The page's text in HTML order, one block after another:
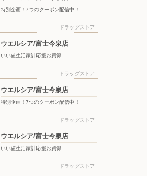
特別企画！7つのクーポン配信中！
ドラッグストア
ウエルシア/富士今泉店
いい値生活家計応援お買得
ドラッグストア
ウエルシア/富士今泉店
特別企画！7つのクーポン配信中！
ドラッグストア
ウエルシア/富士今泉店
いい値生活家計応援お買得
ドラッグストア